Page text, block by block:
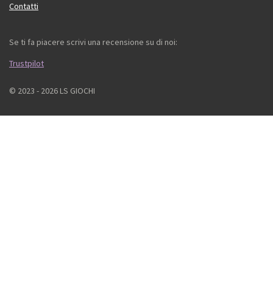
Contatti
Se ti fa piacere scrivi una recensione su di noi:
Trustpilot
© 2023 - 2026 LS GIOCHI